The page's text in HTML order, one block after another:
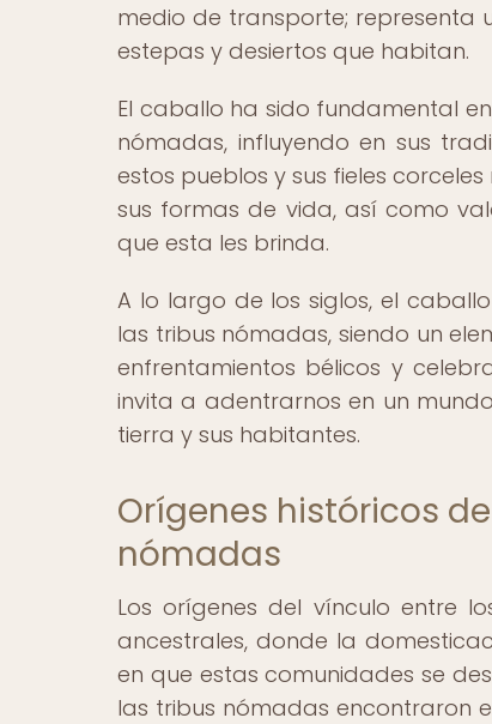
medio de transporte; representa
estepas y desiertos que habitan.
El caballo ha sido fundamental
nómadas, influyendo en sus
estos pueblos y sus fieles
sus formas de vida, así como
que esta les brinda.
A lo largo de los siglos, el
las tribus nómadas, siendo un
enfrentamientos bélicos y
invita a adentrarnos en un
tierra y sus habitantes.
Orígenes históricos
nómadas
Los orígenes del vínculo entre
ancestrales, donde la
en que estas comunidades se
las tribus nómadas encontraron